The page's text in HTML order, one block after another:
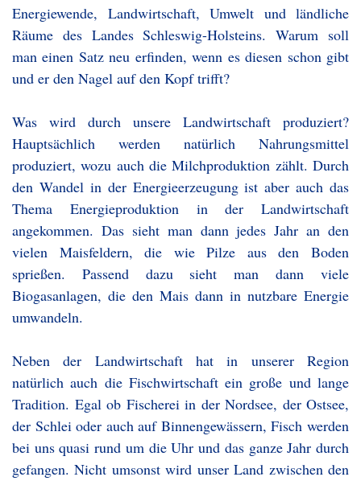
Energiewende, Landwirtschaft, Umwelt und ländliche
Räume des Landes Schleswig-Holsteins. Warum soll
man einen Satz neu erfinden, wenn es diesen schon gibt
und er den Nagel auf den Kopf trifft?
Was wird durch unsere Landwirtschaft produziert?
Hauptsächlich werden natürlich Nahrungsmittel
produziert, wozu auch die Milchproduktion zählt. Durch
den Wandel in der Energieerzeugung ist aber auch das
Thema Energieproduktion in der Landwirtschaft
angekommen. Das sieht man dann jedes Jahr an den
vielen Maisfeldern, die wie Pilze aus den Boden
sprießen. Passend dazu sieht man dann viele
Biogasanlagen, die den Mais dann in nutzbare Energie
umwandeln.
Neben der Landwirtschaft hat in unserer Region
natürlich auch die Fischwirtschaft ein große und lange
Tradition. Egal ob Fischerei in der Nordsee, der Ostsee,
der Schlei oder auch auf Binnengewässern, Fisch werden
bei uns quasi rund um die Uhr und das ganze Jahr durch
gefangen. Nicht umsonst wird unser Land zwischen den